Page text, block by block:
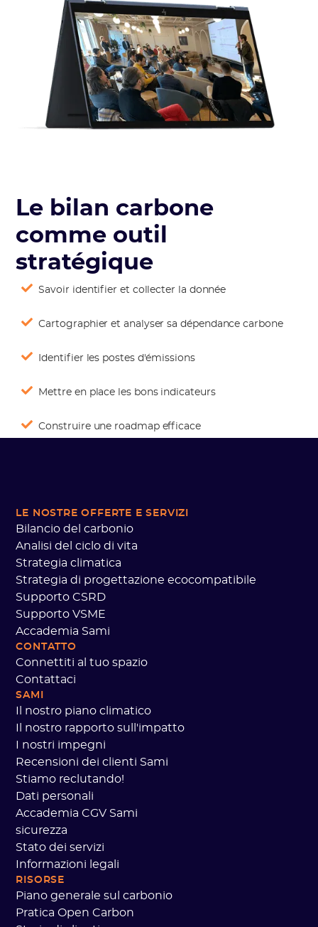
Le bilan carbone
comme outil
stratégique
Savoir identifier et collecter la donnée
Cartographier et analyser sa dépendance carbone
Identifier les postes d'émissions
Mettre en place les bons indicateurs
Construire une roadmap efficace
LE NOSTRE OFFERTE E SERVIZI
Bilancio del carbonio
Analisi del ciclo di vita
Strategia climatica
Strategia di progettazione ecocompatibile
Supporto CSRD
Supporto VSME
Accademia Sami
CONTATTO
Connettiti al tuo spazio
Contattaci
SAMI
Il nostro piano climatico
Il nostro rapporto sull'impatto
I nostri impegni
Recensioni dei clienti Sami
Stiamo reclutando!
Dati personali
Accademia CGV Sami
sicurezza
Stato dei servizi
Informazioni legali
RISORSE
Piano generale sul carbonio
Pratica Open Carbon
the cookies
to make sure that you were
in the content of this website
bothering you, but we would love to be your companions during